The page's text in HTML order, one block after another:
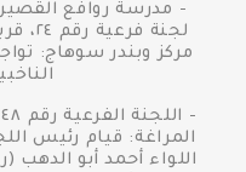
- مدرسة روافع القصير
لجنة
مركز وبندر سوهاج:
المراغة: قيام رئيس
اللواء أحمد أبو